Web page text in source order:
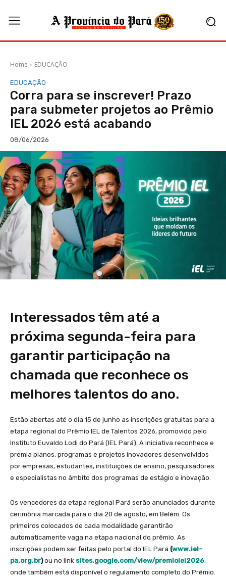
Home EDUCAÇÃO
EDUCAÇÃO
Corra para se inscrever! Prazo
para submeter projetos ao Prêmio
IEL 2026 está acabando
08/06/2026
Interessados têm até a
próxima segunda-feira para
garantir participação na
chamada que reconhece os
melhores talentos do ano.
Estão abertas até o dia 15 de junho as inscrições gratuitas para a
etapa regional do Prêmio IEL de Talentos 2026, promovido pelo
Instituto Euvaldo Lodi do Pará (IEL Pará). A iniciativa reconhece e
premia planos, programas e projetos inovadores desenvolvidos
por empresas, estudantes, instituições de ensino, pesquisadores
e especialistas no âmbito dos programas de estágio e inovação.
Os vencedores da etapa regional Pará serão anunciados durante
cerimônia marcada para o dia 20 de agosto, em Belém. Os
primeiros colocados de cada modalidade garantirão
automaticamente vaga na etapa nacional do prêmio. As
inscrições podem ser feitas pelo portal do IEL Pará (www.iel-
pa.org.br)ou no link sites.google.com/view/premioiel2026,
onde também está disponível o regulamento completo do Prêmio.